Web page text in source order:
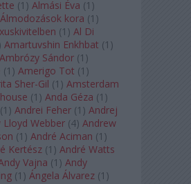
(1 ) Almási Éva (1 )
Álmodozások kora (1 )
(1 ) Al Di
Amartuvshin Enkhbat (1 )
Ambrózy Sándor (1 )
(1 ) Amerigo Tot (1 )
Sher-Gil (1 ) Amsterdam
(1 ) Anda Géza (1 )
(1 ) Andrei Feher (1 ) Andrej
Lloyd Webber (4) Andrew
(1 ) André Aciman (1 )
Kertész (1 ) André Watts
Vajna (1 ) Andy
(1 ) Ángela Álvarez (1 )